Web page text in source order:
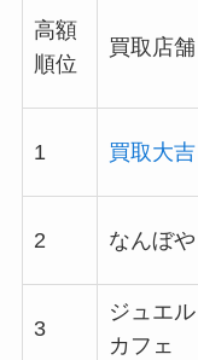
高額
順位
買取店舗
1 買取大吉
2 なんぼや
3
ジュエル
カフェ